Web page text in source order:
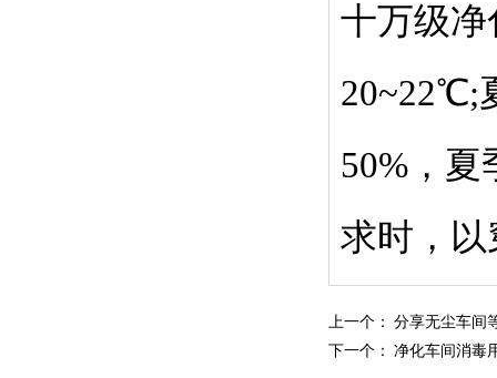
十万级
20~22℃;
50%，
求时，
上一个： 分享无尘车间
下一个： 净化车间消毒